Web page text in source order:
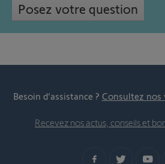
Posez votre question
Besoin d’assistance ? Consultez nos
Recevez nos actus, conseils et